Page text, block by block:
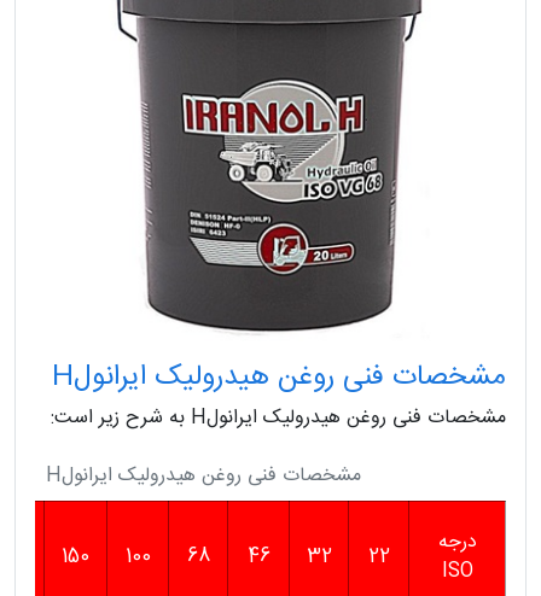
مشخصات فنی روغن هیدرولیک ایرانولH
مشخصات فنی روغن هیدرولیک ایرانولH به شرح زیر است:
مشخصات فنی روغن هیدرولیک ایرانولH
درجه
ISO
22
32
46
68
100
150